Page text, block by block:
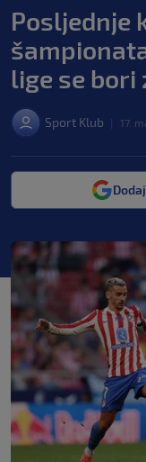
Posljednje
lige se bori
Sport Klub 17.